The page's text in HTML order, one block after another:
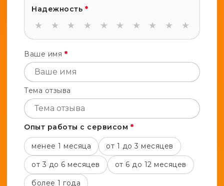
Надежность *
★ ★ ★ ★ ★ ★ ★ ★ ★ ★
Ваше имя *
Тема отзыва
Опыт работы с сервисом *
менее 1 месяца от 1 до 3 месяцев
от 3 до 6 месяцев от 6 до 12 месяцев
более 1 года